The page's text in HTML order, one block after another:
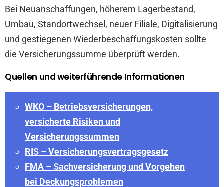
Bei Neuanschaffungen, höherem Lagerbestand,
Umbau, Standortwechsel, neuer Filiale, Digitalisierung
und gestiegenen Wiederbeschaffungskosten sollte
die Versicherungssumme überprüft werden.
Quellen und weiterführende Informationen
WKO – Betriebsversicherungen,
versicherte Risiken und
Versicherungssummen
RIS – Versicherungsvertragsgesetz
FMA – Sachversicherung und Vorgehen
bei Deckungsproblemen